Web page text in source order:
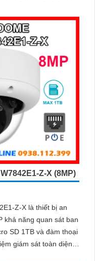
lưu trữ lâu dài, hỗ
Z-X (8MP)
Z-X là thiết bị an
khả năng quan sát ban
SD 1TB và đàm thoại
giám sát toàn diện.